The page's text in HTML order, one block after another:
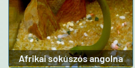
Afrikai sokúszós angolna